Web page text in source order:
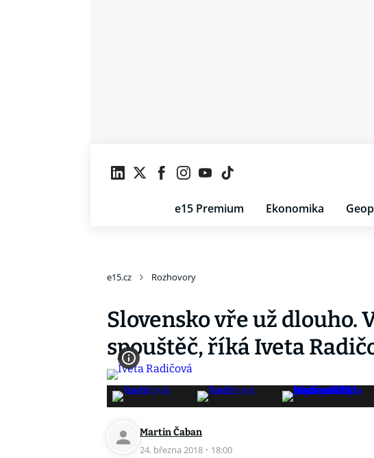
e15 Premium Ekonomika
e15.cz Rozhovory
Slovensko vře už dlouho.
spouštěč, říká Iveta
Martin Čaban
24. března 2018 · 18:00